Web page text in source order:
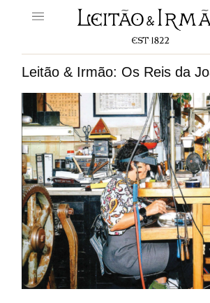
Leitão & Irmão: Os Reis da